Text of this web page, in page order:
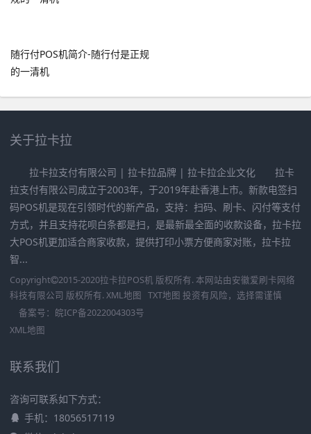
随行付POS机简介-随行付是正规
的一清机
关于拉卡拉
拉卡拉支付有限公司 | 拉卡拉品牌 | 拉卡拉企业文化 拉卡
拉支付有限公司成立于2003年，于2019年赴香港上市。新款电签扫
码POS机是现在引领时代的新产品，支持：扫码、刷卡、闪付等支付
方式，并且支持花呗白条都是扫，是最新最全面的收款设备，拉卡拉
大POS机更加适合商家收款，提供打印小票方便商家对账，拉卡拉
智...
Copyright 2015-2020拉卡拉POS机 版权所有. 本网站由安徽爱刷卡网络
科技有限公司 版权所有. XML地图 TXT地图 投资有风险，选择需谨慎
备案号： 皖ICP备2022004303号
XML地图
联系我们
咨询可联系如下方式：
手机：18056517119